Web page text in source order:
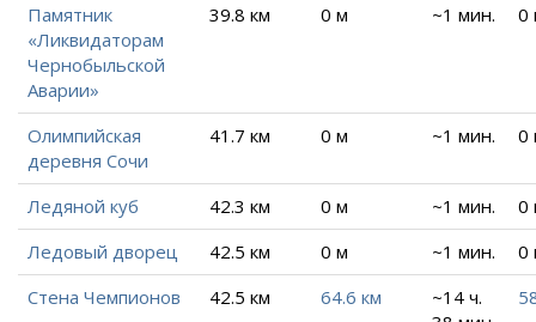
Памятник
«Ликвидаторам
Чернобыльской
Аварии»
39.8 км 0 м ~1 мин. 0
Олимпийская
деревня Сочи
41.7 км 0 м ~1 мин. 0
Ледяной куб 42.3 км 0 м ~1 мин.
0
Ледовый дворец
42.5 км 0 м ~1 мин.
0
Стена Чемпионов
42.5 км 64.6 км
~14 ч.